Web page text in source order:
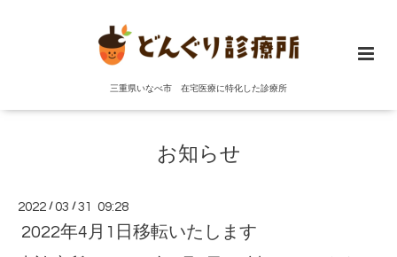
三重県いなべ市 在宅医療に特化した診療所
お知らせ
2022 /03 /31 09:28
2022年4月1日移転いたします